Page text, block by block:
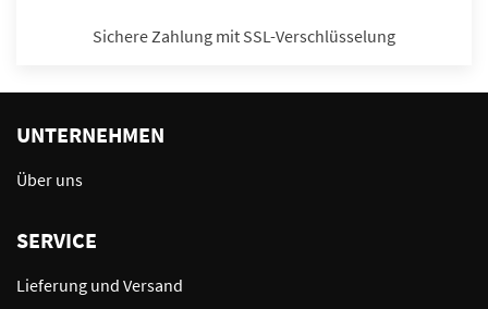
Sichere Zahlung mit SSL-Verschlüsselung
UNTERNEHMEN
Über uns
SERVICE
Lieferung und Versand